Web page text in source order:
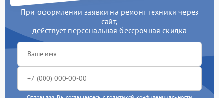
При оформлении заявки на ремонт техники через
сайт,
действует персональная бессрочная скидка